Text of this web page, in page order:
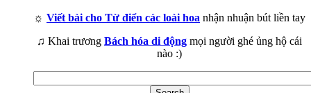
☼ Viết bài cho Từ điển các loài hoa nhận nhuận bút liền tay
♫ Khai trương Bách hóa di động mọi người ghé ủng hộ cái
nào :)